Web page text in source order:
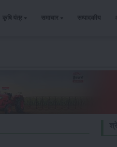
कृषि यंत्र समाचार सम्पादकीय